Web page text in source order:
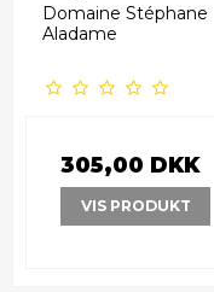
Domaine Stéphane
Aladame
305,00 DKK
VIS PRODUKT